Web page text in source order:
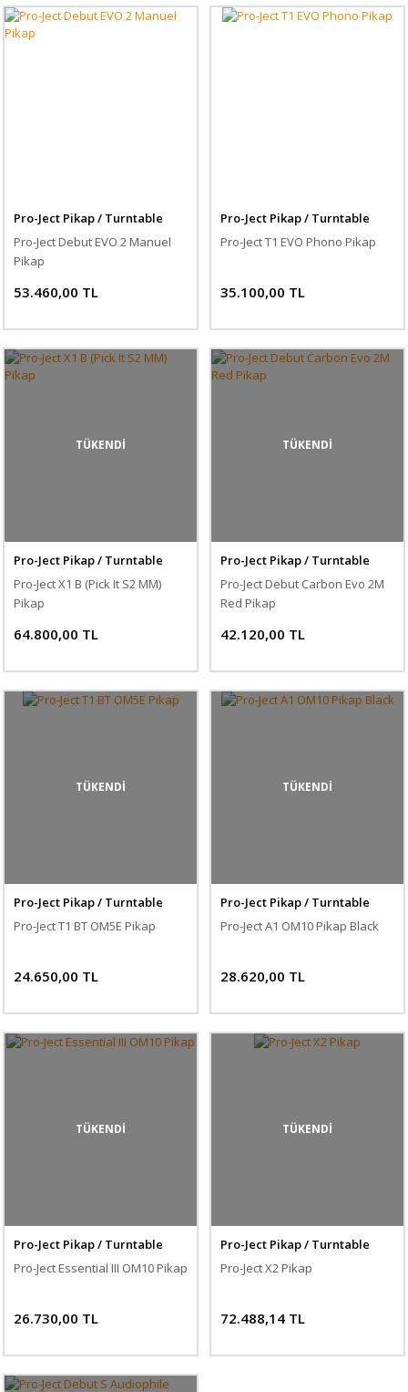
Pro-Ject Pikap / Turntable
Pro-Ject Debut EVO 2 Manuel
Pikap
53.460,00 TL
Pro-Ject Pikap / Turntable
Pro-Ject T1 EVO Phono Pikap
35.100,00 TL
TÜKENDİ
Pro-Ject Pikap / Turntable
Pro-Ject X1 B (Pick It S2 MM)
Pikap
64.800,00 TL
TÜKENDİ
Pro-Ject Pikap / Turntable
Pro-Ject Debut Carbon Evo 2M
Red Pikap
42.120,00 TL
TÜKENDİ
Pro-Ject Pikap / Turntable
Pro-Ject T1 BT OM5E Pikap
24.650,00 TL
TÜKENDİ
Pro-Ject Pikap / Turntable
Pro-Ject A1 OM10 Pikap Black
28.620,00 TL
TÜKENDİ
Pro-Ject Pikap / Turntable
Pro-Ject Essential III OM10 Pikap
26.730,00 TL
TÜKENDİ
Pro-Ject Pikap / Turntable
Pro-Ject X2 Pikap
72.488,14 TL